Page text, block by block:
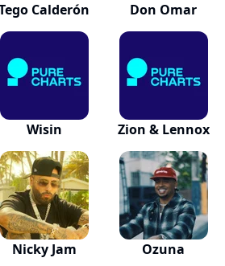
Calderón Don Omar
Wisin Zion & Lennox
Nicky Jam Ozuna